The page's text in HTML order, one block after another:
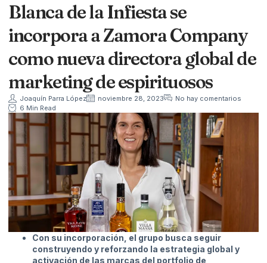
Blanca de la Infiesta se
incorpora a Zamora Company
como nueva directora global de
marketing de espirituosos
Joaquín Parra López noviembre 28, 2023
No hay comentarios
6 Min Read
Con su incorporación, el grupo busca seguir
construyendo y reforzando la estrategia global y
activación de las marcas del portfolio de